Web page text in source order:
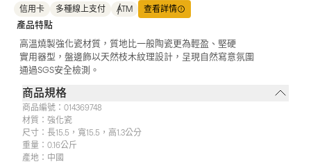
信用卡 多種線上支付 ATM 查看詳情
產品特點
高溫燒製強化瓷材質，質地比一般陶瓷更為輕盈、堅硬
實用器型，盤邊飾以天然枝木紋理設計，呈現自然寫意氛圍
通過SGS安全檢測。
商品規格
商品編號： 014369748
材質： 強化瓷
尺寸： 長15.5，寬15.5，高1.3公分
重量： 0.16公斤
產地： 中國